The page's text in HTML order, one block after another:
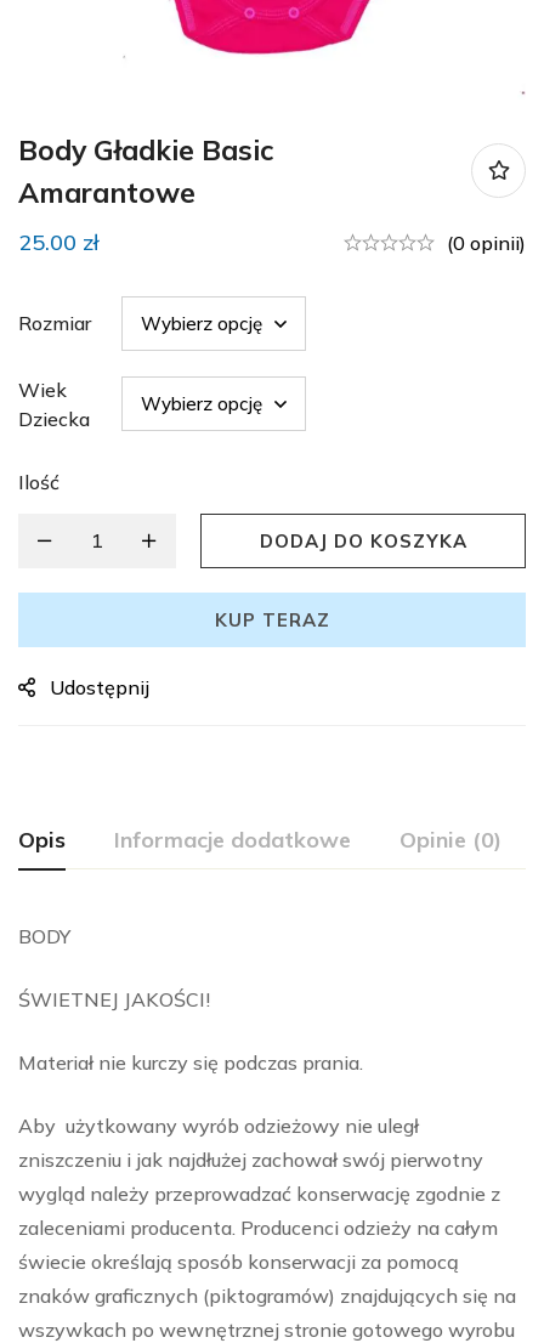
Body Gładkie Basic
Amarantowe
25.00 zł (0 opinii)
Rozmiar
Wiek
Dziecka
Ilość
DODAJ DO KOSZYKA
KUP TERAZ
Udostępnij
Opis Informacje dodatkowe Opinie (0)
BODY
ŚWIETNEJ JAKOŚCI!
Materiał nie kurczy się podczas prania.
Aby użytkowany wyrób odzieżowy nie uległ
zniszczeniu i jak najdłużej zachował swój pierwotny
wygląd należy przeprowadzać konserwację zgodnie z
zaleceniami producenta. Producenci odzieży na całym
świecie określają sposób konserwacji za pomocą
znaków graficznych (piktogramów) znajdujących się na
wszywkach po wewnętrznej stronie gotowego wyrobu